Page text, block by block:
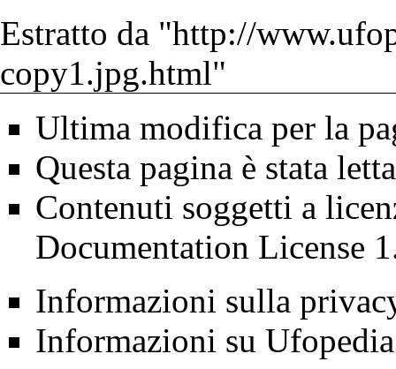
Estratto da "http://
copy1.jpg.html"
Ultima modifica per la
Questa pagina è stata
Contenuti soggetti a
Documentation License
Informazioni sulla
Informazioni su Ufopedia